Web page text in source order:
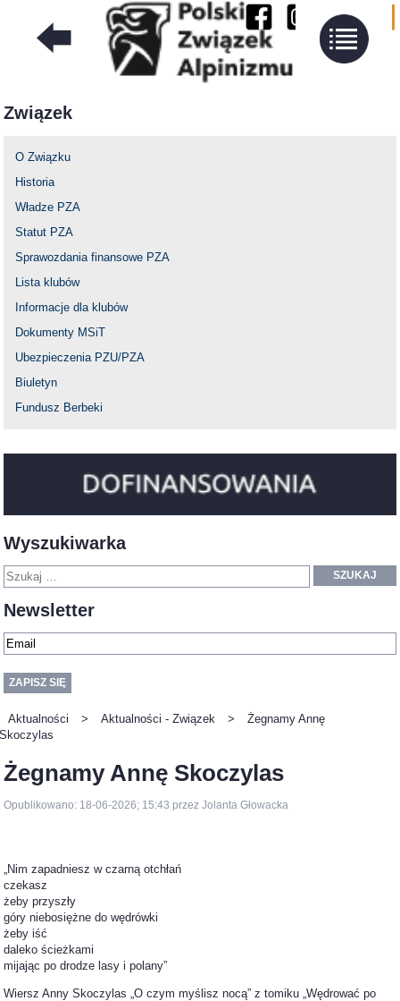
Związek
O Związku
Historia
Władze PZA
Statut PZA
Sprawozdania finansowe PZA
Lista klubów
Informacje dla klubów
Dokumenty MSiT
Ubezpieczenia PZU/PZA
Biuletyn
Fundusz Berbeki
Wyszukiwarka
SZUKAJ
Newsletter
Aktualności > Aktualności - Związek >
Żegnamy Annę
Skoczylas
Żegnamy Annę Skoczylas
Opublikowano: 18-06-2026; 15:43 przez Jolanta Głowacka
„Nim zapadniesz w czarną otchłań
czekasz
żeby przyszły
góry niebosiężne do wędrówki
żeby iść
daleko ścieżkami
mijając po drodze lasy i polany”
Wiersz Anny Skoczylas „O czym myślisz nocą” z tomiku „Wędrować po